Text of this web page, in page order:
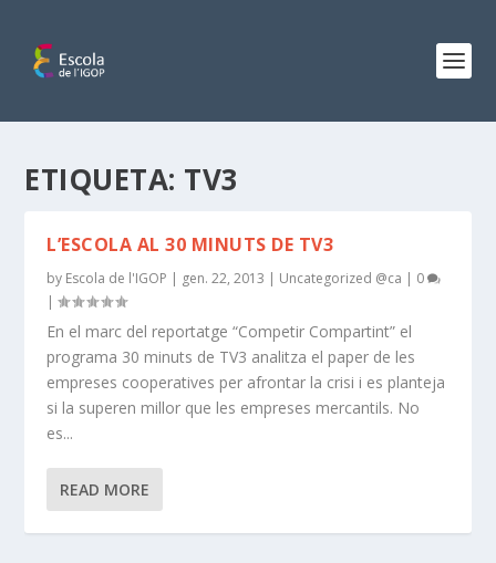
ETIQUETA: TV3
L’ESCOLA AL 30 MINUTS DE TV3
by Escola de l'IGOP | gen. 22, 2013 | Uncategorized @ca | 0
|
En el marc del reportatge “Competir Compartint” el
programa 30 minuts de TV3 analitza el paper de les
empreses cooperatives per afrontar la crisi i es planteja
si la superen millor que les empreses mercantils. No
es...
READ MORE